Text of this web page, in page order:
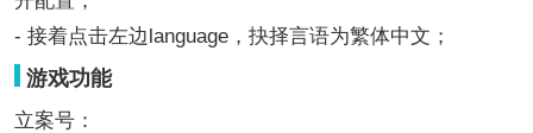
- 接着点击左边language，抉择言语为繁体中文；
游戏功能
立案号：